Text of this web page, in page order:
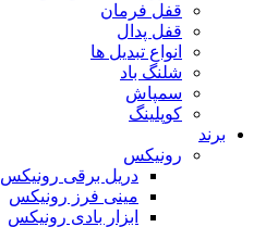
قفل فرمان
قفل پدال
انواع تبدیل ها
شلنگ باد
سمپاش
کوپلینگ
برند
رونیکس
دریل برقی رونیکس
مینی فرز رونیکس
ابزار بادی رونیکس